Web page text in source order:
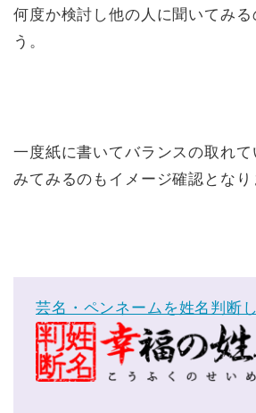
何度か検討し他の人に聞いてみる
う。
一度紙に書いてバランスの取れ
みてみるのもイメージ確認となり
芸名・ペンネームを姓名判断